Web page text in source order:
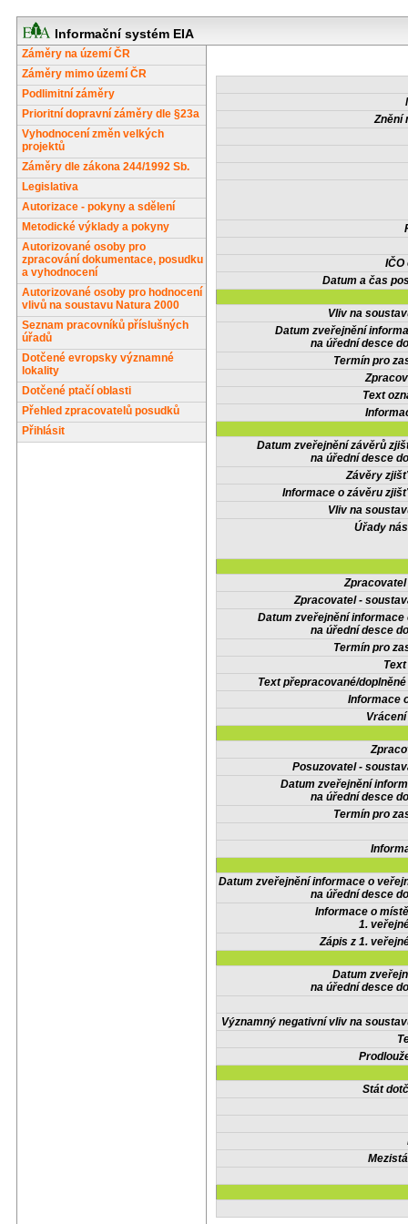
Informační systém EIA
Záměry na území ČR
Záměry mimo území ČR
Podlimitní záměry
Prioritní dopravní záměry dle §23a
Vyhodnocení změn velkých
projektů
Záměry dle zákona 244/1992 Sb.
Legislativa
Autorizace - pokyny a sdělení
Metodické výklady a pokyny
Autorizované osoby pro
zpracování dokumentace, posudku
a vyhodnocení
Autorizované osoby pro hodnocení
vlivů na soustavu Natura 2000
Seznam pracovníků příslušných
úřadů
Dotčené evropsky významné
lokality
Dotčené ptačí oblasti
Přehled zpracovatelů posudků
Přihlásit
Znění
IČO
Datum a čas
Vliv na
Datum zveřejnění
na úřední desce
Termín pro
Text
Datum zveřejnění závěrů
na úřední desce
Závěry
Informace o závěru
Vliv na
Úřady
Zpracovatel -
Datum zveřejnění informace
na úřední desce
Termín pro
Text přepracované/
Informace
Posuzovatel -
Datum zveřejnění
na úřední desce
Termín pro
Datum zveřejnění informace o
na úřední desce
Informace o
1.
Zápis z 1.
Datum
na úřední desce
Významný negativní vliv na
Stát